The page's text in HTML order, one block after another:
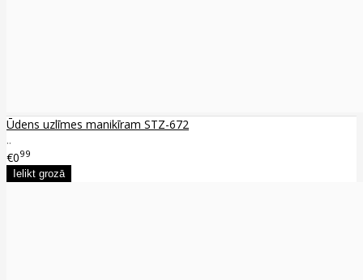
Ūdens uzlīmes manikīram STZ-672
..
€099